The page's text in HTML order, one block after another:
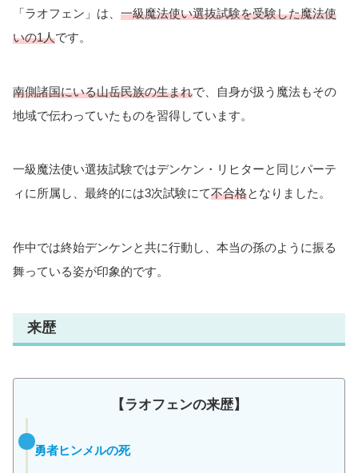
「ラオフェン」は、 一級魔法使い選抜試験を受験した魔法使
いの1人です。
南側諸国にいる山岳民族の生まれで、自身が扱う魔法もその
地域で伝わっていたものを習得しています。
一級魔法使い選抜試験ではデンケン・リヒターと同じパーテ
ィに所属し、最終的には3次試験にて不合格となりました。
作中では終始デンケンと共に行動し、本当の孫のように振る
舞っている姿が印象的です。
来歴
【ラオフェンの来歴】
勇者ヒンメルの死